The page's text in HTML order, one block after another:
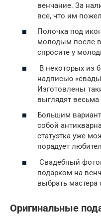
венчание. За
все, что им
Полочка под
молодым после
спросите у
В некоторых из
надписью
Изготовлены
выглядят
Большим
собой
статуэтка уже
порадует
Свадебный
подарком на
выбрать
Оригинальные